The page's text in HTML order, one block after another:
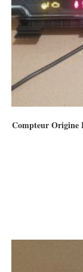
Compteur Origine